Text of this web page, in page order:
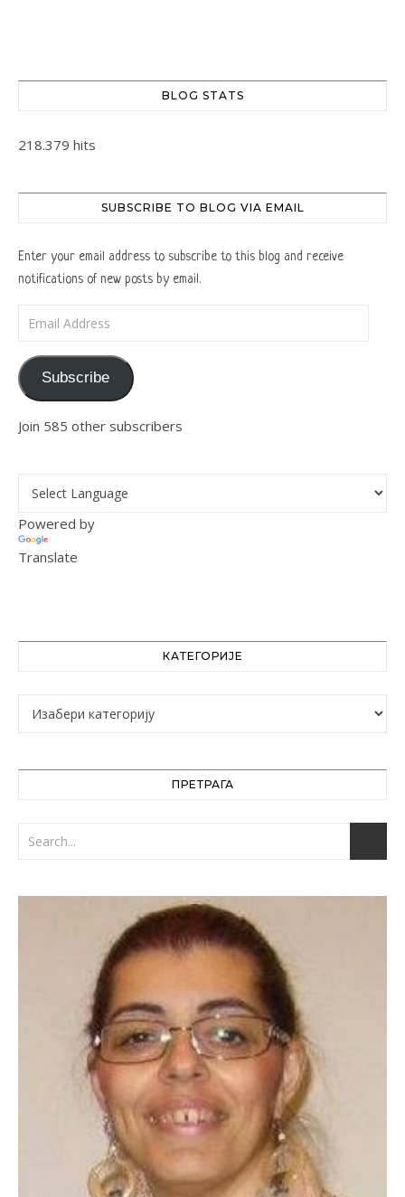
BLOG STATS
218.379 hits
SUBSCRIBE TO BLOG VIA EMAIL
Enter your email address to subscribe to this blog and receive
notifications of new posts by email.
Subscribe
Join 585 other subscribers
Powered by
Translate
КАТЕГОРИЈЕ
Категорије
ПРЕТРАГА